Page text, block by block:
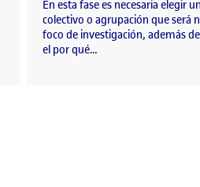
En esta fase es necesaria elegir un
colectivo o agrupación que será
foco de investigación, además
el por qué…